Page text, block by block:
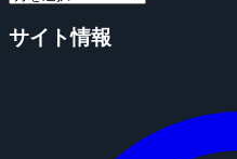
サイト情報